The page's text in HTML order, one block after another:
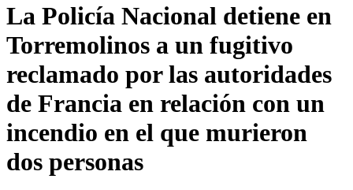
La Policía Nacional detiene en
Torremolinos a un fugitivo
reclamado por las autoridades
de Francia en relación con un
incendio en el que murieron
dos personas